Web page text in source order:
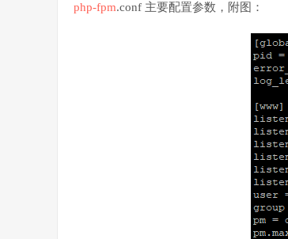
php-fpm.conf 主要配置参数，附图：